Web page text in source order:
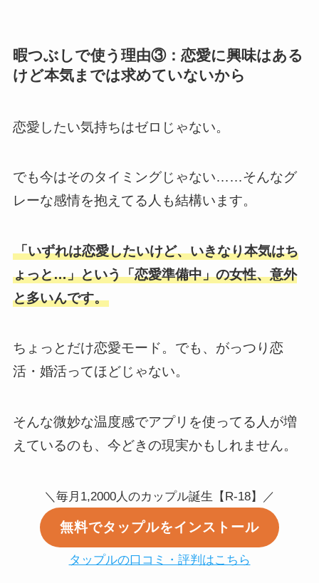
暇つぶしで使う理由③：恋愛に興味はある
けど本気までは求めていないから
恋愛したい気持ちはゼロじゃない。
でも今はそのタイミングじゃない……そんなグ
レーな感情を抱えてる人も結構います。
「いずれは恋愛したいけど、いきなり本気はち
ょっと…」という「恋愛準備中」の女性、意外
と多いんです。
ちょっとだけ恋愛モード。でも、がっつり恋
活・婚活ってほどじゃない。
そんな微妙な温度感でアプリを使ってる人が増
えているのも、今どきの現実かもしれません。
＼毎月1,2000人のカップル誕生【R-18】／
無料でタップルをインストール
タップルの口コミ・評判はこちら